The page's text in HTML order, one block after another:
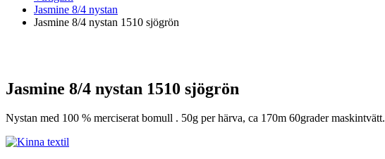
Jasmine 8/4 nystan
Jasmine 8/4 nystan 1510 sjögrön
Jasmine 8/4 nystan 1510 sjögrön
Nystan med 100 % merciserat bomull . 50g per härva, ca 170m 60grader maskintvätt.